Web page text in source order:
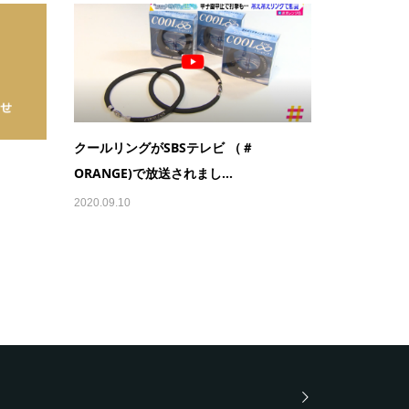
クールリングがSBSテレビ （＃
ORANGE)で放送されまし...
2020.09.10